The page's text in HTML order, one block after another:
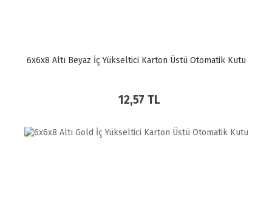
6x6x8 Altı Beyaz İç Yükseltici Karton Üstü Otomatik Kutu
12,57 TL